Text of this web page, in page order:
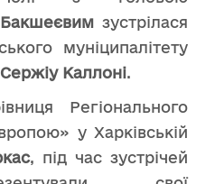
зустрілася
муніципалітету
Сержіу Каллоні.
Регіонального
у Харківській
, під час зустрічей